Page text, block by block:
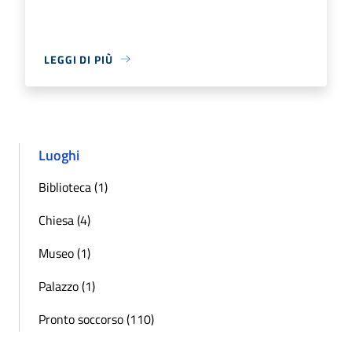
LEGGI DI PIÙ
Luoghi
Biblioteca (1)
Chiesa (4)
Museo (1)
Palazzo (1)
Pronto soccorso (110)